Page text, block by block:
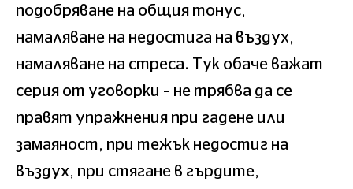
подобряване на общия тонус,
намаляване на недостига на въздух,
намаляване на стреса. Тук обаче важат
серия от уговорки – не трябва да се
правят упражнения при гадене или
замаяност, при тежък недостиг на
въздух, при стягане в гърдите,